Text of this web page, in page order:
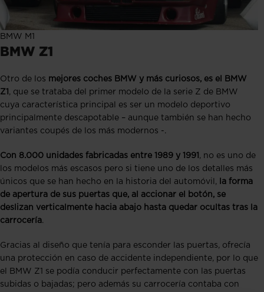
BMW M1
BMW Z1
Otro de los mejores coches BMW y más curiosos, es el BMW
Z1 , que se trataba del primer modelo de la serie Z de BMW
cuya característica principal es ser un modelo deportivo
principalmente descapotable – aunque también se han hecho
variantes coupés de los más modernos -.
Con 8.000 unidades fabricadas entre 1989 y 1991 , no es uno de
los modelos más escasos pero si tiene uno de los detalles más
únicos que se han hecho en la historia del automóvil,
la forma
de apertura de sus puertas que, al accionar el botón, se
deslizan verticalmente hacia abajo hasta quedar ocultas tras la
carrocería.
Gracias al diseño que tenía para esconder las puertas, ofrecía
una protección en caso de accidente independiente, por lo que
el BMW Z1 se podía conducir perfectamente con las puertas
subidas o bajadas; pero además su carrocería contaba con